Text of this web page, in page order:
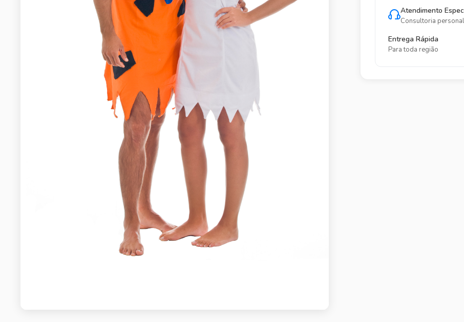
Atendimento
Consultoria
Entrega Rápida
Para toda região